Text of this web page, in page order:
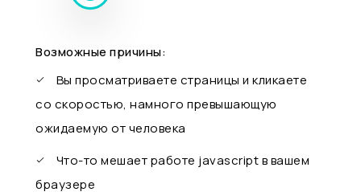
Возможные причины:
Вы просматриваете страницы и кликаете
со скоростью, намного превышающую
ожидаемую от человека
Что-то мешает работе javascript в вашем
браузере